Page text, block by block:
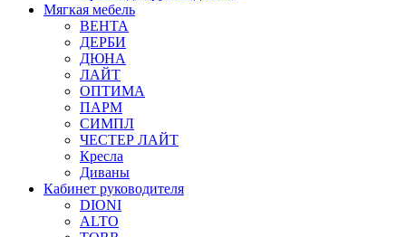
Мягкая мебель
ВЕНТА
ДЕРБИ
ДЮНА
ЛАЙТ
ОПТИМА
ПАРМ
СИМПЛ
ЧЕСТЕР ЛАЙТ
Кресла
Диваны
Кабинет руководителя
DIONI
ALTO